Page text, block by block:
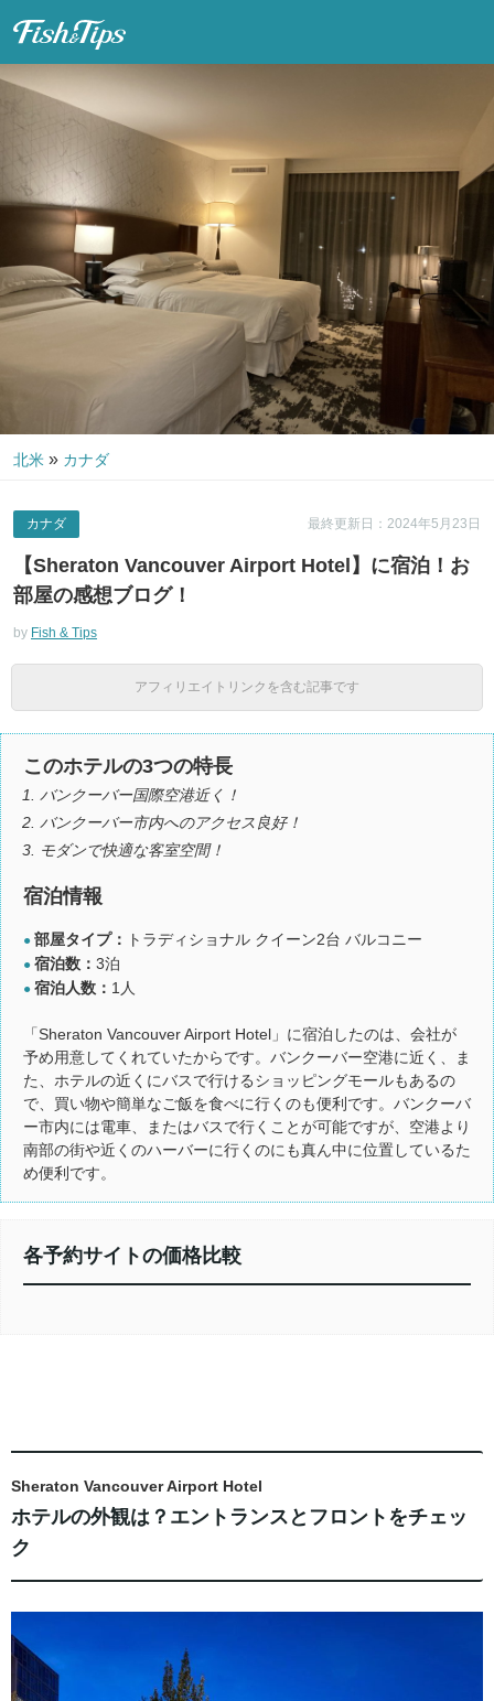
北米 » カナダ
最終更新日：2024年5月23日
カナダ
【Sheraton Vancouver Airport Hotel】に宿泊！お
部屋の感想ブログ！
by Fish & Tips
アフィリエイトリンクを含む記事です
このホテルの3つの特長
バンクーバー国際空港近く！
バンクーバー市内へのアクセス良好！
モダンで快適な客室空間！
宿泊情報
● 部屋タイプ： トラディショナル クイーン2台 バルコニー
● 宿泊数： 3泊
● 宿泊人数： 1人
「Sheraton Vancouver Airport Hotel」に宿泊したのは、会社が
予め用意してくれていたからです。バンクーバー空港に近く、ま
た、ホテルの近くにバスで行けるショッピングモールもあるの
で、買い物や簡単なご飯を食べに行くのも便利です。バンクーバ
ー市内には電車、またはバスで行くことが可能ですが、空港より
南部の街や近くのハーバーに行くのにも真ん中に位置しているた
め便利です。
各予約サイトの価格比較
Sheraton Vancouver Airport Hotel
ホテルの外観は？エントランスとフロントをチェッ
ク